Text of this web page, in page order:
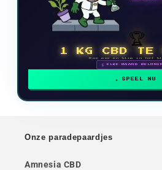
🏆
1 KG CBD TE
Doe mee en klim in het
🗓 ELKE MAAND
SPEEL NU
Onze paradepaardjes
Amnesia CBD